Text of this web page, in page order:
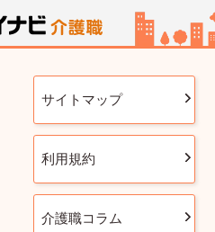
サイトマップ
利用規約
介護職コラム